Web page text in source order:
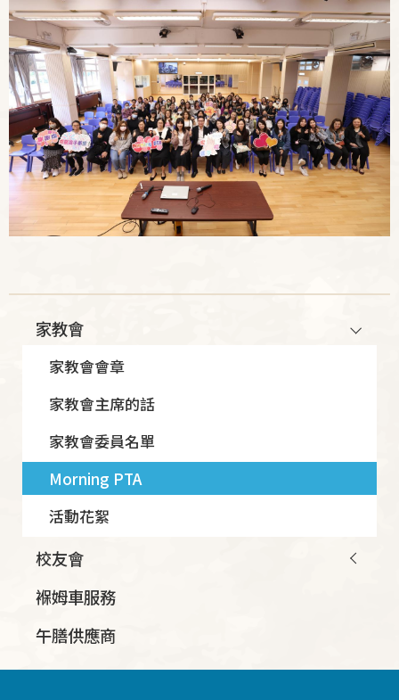
navigation
家教會
家教會會章
家教會主席的話
家教會委員名單
Morning PTA
活動花絮
校友會
褓姆車服務
午膳供應商